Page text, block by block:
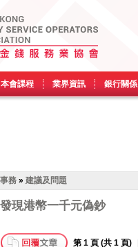
本會課程 業界資訊 銀行關係
務 » 建議及問題
現港幣一千元偽鈔
第 1 頁 (共 1 頁)